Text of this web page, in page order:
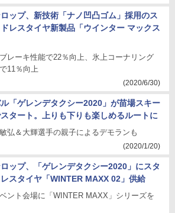
ップ、新技術「ナノ凹凸ゴム」採用のス
レスタイヤ新製品「ウインター マックス
レーキ性能で22％向上、氷上コーナリング
11％向上
(2020/6/30)
「ゲレンデタクシー2020」が苗場スキー
タート。上りも下りも楽しめるルートに
弘＆大輝選手の親子によるデモランも
(2020/1/20)
ップ、「ゲレンデタクシー2020」にスタ
スタイヤ「WINTER MAXX 02」供給
ント会場に「WINTER MAXX」シリーズを